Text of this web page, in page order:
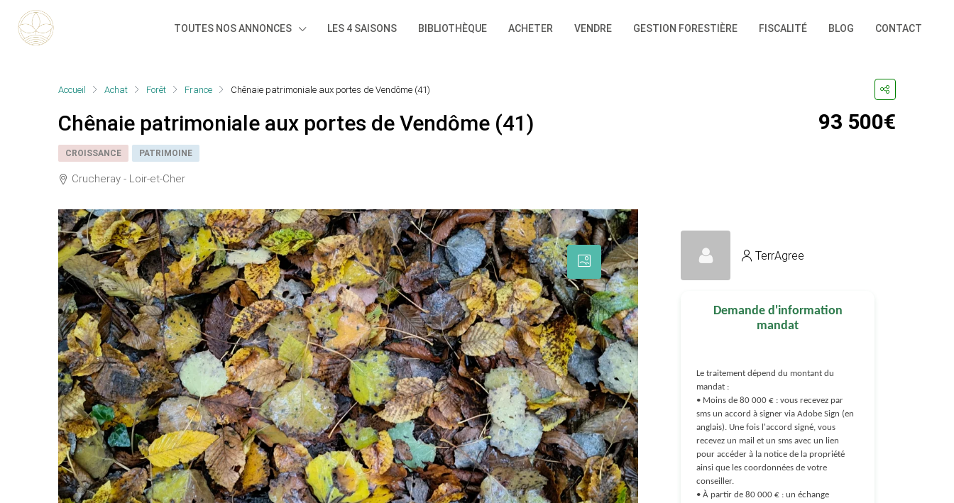
TOUTES NOS ANNONCES LES 4 SAISONS BIBLIOTHÈQUE ACHETER VENDRE GESTION FORESTIÈRE FISCALITÉ BLOG CONTACT
Accueil Achat Forêt France Chênaie patrimoniale aux portes de Vendôme (41)
Chênaie patrimoniale aux portes de Vendôme (41) 93 500€
CROISSANCE PATRIMOINE
Crucheray - Loir-et-Cher
TerrAgree
Demande d'information
mandat
Le traitement dépend du montant du
mandat :
• Moins de 80 000 € : vous recevez par
sms un accord à signer via Adobe Sign (en
anglais). Une fois l'accord signé, vous
recevez un mail et un sms avec un lien
pour accéder à la notice de la propriété
ainsi que les coordonnées de votre
conseiller.
• À partir de 80 000 € : un échange